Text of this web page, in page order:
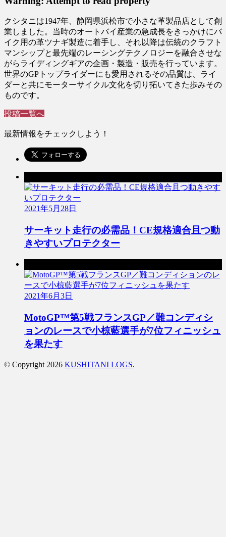
クシタニは1947年、静岡県浜松市で小さな革製品店として創
業しました。当時のオートバイ産業の急成長をきっかけにバ
イク用の革ツナギ製造に着手し、それ以降は伝統のクラフト
マンシップと最先端のレーシングテクノロジーを融合させな
がらライディングギアの企画・製造・販売を行っています。
世界のGPトップライダーにも愛用されるその品質は、ライ
ダーと共にモーターサイクル文化を切り拓いてきた歩みその
ものです。
投稿一覧へ
最新情報をチェックしよう！
2021年5月28日
サーキット走行の必需品！CE規格適合且つ動
きやすいプロテクター
2021年6月3日
MotoGP™第5戦フランスGP／難コンディシ
ョンのレースで小椋藍選手が7位フィニッシュ
を果たす
© Copyright 2026 KUSHITANI LOGS.